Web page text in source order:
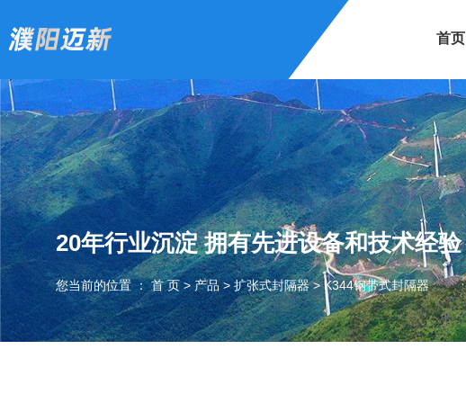
首页
20年行业沉淀 拥有先进设备和技术经验
您当前的位置 ： 首 页> 产品 > 扩张式封隔器 >K344钢带式封隔器